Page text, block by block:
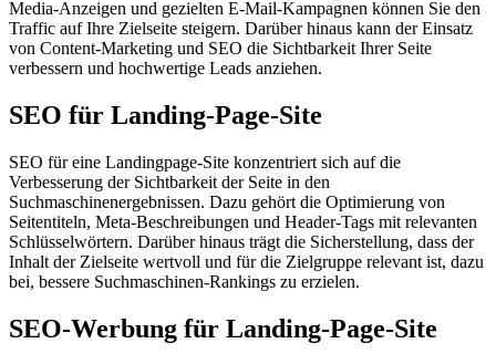
Media-Anzeigen und gezielten E-Mail-Kampagnen können Sie den
Traffic auf Ihre Zielseite steigern. Darüber hinaus kann der Einsatz
von Content-Marketing und SEO die Sichtbarkeit Ihrer Seite
verbessern und hochwertige Leads anziehen.
SEO für Landing-Page-Site
SEO für eine Landingpage-Site konzentriert sich auf die
Verbesserung der Sichtbarkeit der Seite in den
Suchmaschinenergebnissen. Dazu gehört die Optimierung von
Seitentiteln, Meta-Beschreibungen und Header-Tags mit relevanten
Schlüsselwörtern. Darüber hinaus trägt die Sicherstellung, dass der
Inhalt der Zielseite wertvoll und für die Zielgruppe relevant ist, dazu
bei, bessere Suchmaschinen-Rankings zu erzielen.
SEO-Werbung für Landing-Page-Site